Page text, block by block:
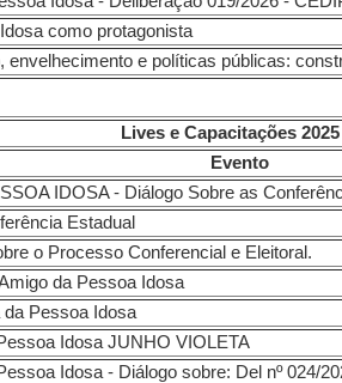
como protagonista
envelhecimento e políticas públicas:
Lives e Capacitações 2025
Evento
IDOSA - Diálogo Sobre as
Estadual
o Processo Conferencial e Eleitoral.
da Pessoa Idosa
da Pessoa Idosa
Idosa JUNHO VIOLETA
Idosa - Diálogo sobre: Del nº 024/